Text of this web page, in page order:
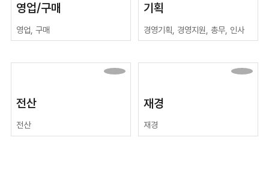
영업/구매
영업, 구매
기획
경영기획, 경영지원, 총무, 인사
전산
전산
재경
재경